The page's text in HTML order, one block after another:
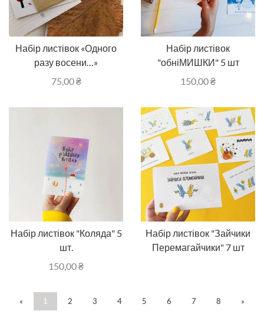
Набір листівок «Одного
разу восени…»
75,00₴
Набір листівок
"обніМИШКИ" 5 шт
150,00₴
Набір листівок "Коляда" 5
шт.
150,00₴
Набір листівок "Зайчики
Перемагайчики" 7 шт
« 1 2 3 4 5 6 7 8 »